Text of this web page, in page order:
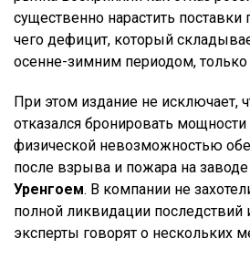
существенно нарастить поставки
чего дефицит, который
осенне-зимним периодом, только
При этом издание не исключает,
отказался бронировать мощности
физической невозможностью
после взрыва и пожара на
Уренгоем. В компании не
полной ликвидации последствий
эксперты говорят о нескольких